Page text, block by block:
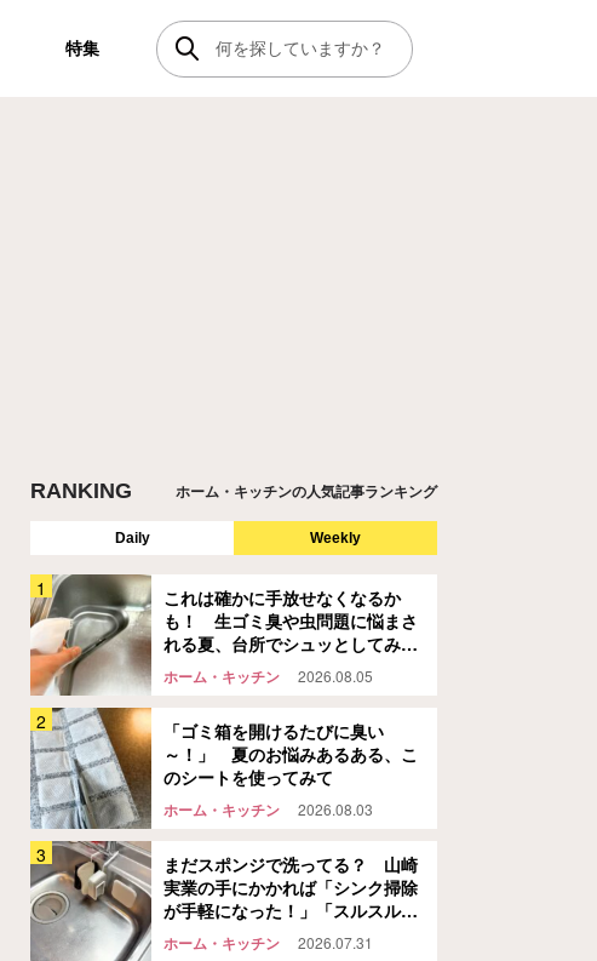
特集
RANKING ホーム・キッチンの人気記事ランキング
Daily Weekly
これは確かに手放せなくなるか
も！ 生ゴミ臭や虫問題に悩まさ
れる夏、台所でシュッとしてみた
ら…
ホーム・キッチン 2026.08.05
「ゴミ箱を開けるたびに臭い
～！」 夏のお悩みあるある、こ
のシートを使ってみて
ホーム・キッチン 2026.08.03
まだスポンジで洗ってる？ 山崎
実業の手にかかれば「シンク掃除
が手軽になった！」「スルスル洗
えて気持ちいい！」
ホーム・キッチン 2026.07.31